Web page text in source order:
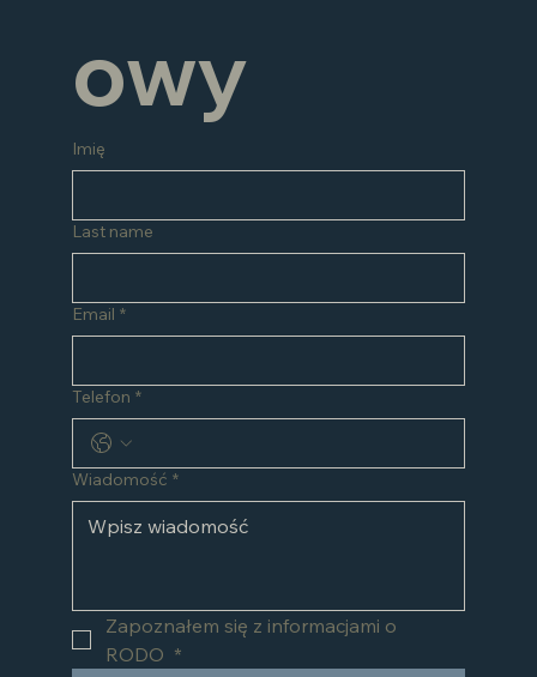
owy
Imię
Last name
Email *
Telefon *
Wiadomość *
Zapoznałem się z informacjami o
RODO *